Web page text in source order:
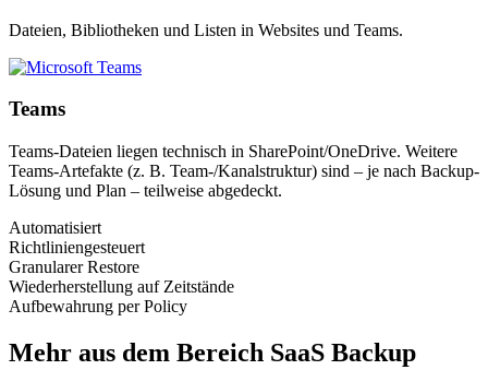
Dateien, Bibliotheken und Listen in Websites und Teams.
Teams
Teams-Dateien liegen technisch in SharePoint/OneDrive. Weitere
Teams-Artefakte (z. B. Team-/Kanalstruktur) sind – je nach Backup-
Lösung und Plan – teilweise abgedeckt.
Automatisiert
Richtliniengesteuert
Granularer Restore
Wiederherstellung auf Zeitstände
Aufbewahrung per Policy
Mehr aus dem Bereich SaaS Backup